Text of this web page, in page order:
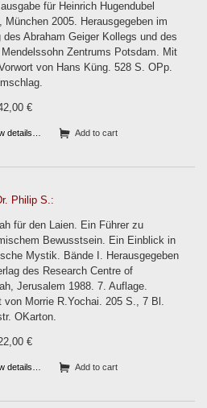
für Heinrich Hugendubel
München 2005. Herausgegeben im
des Abraham Geiger Kollegs und des
Mendelssohn Zentrums Potsdam. Mit
von Hans Küng. 528 S. OPp.
€
details… Add to cart
Philip S.:
für den Laien. Ein Führer zu
Bewusstsein. Ein Einblick in
Mystik. Bände I. Herausgegeben
des Research Centre of
Jerusalem 1988. 7. Auflage.
von Morrie R.Yochai. 205 S., 7 Bl.
OKarton.
€
details… Add to cart